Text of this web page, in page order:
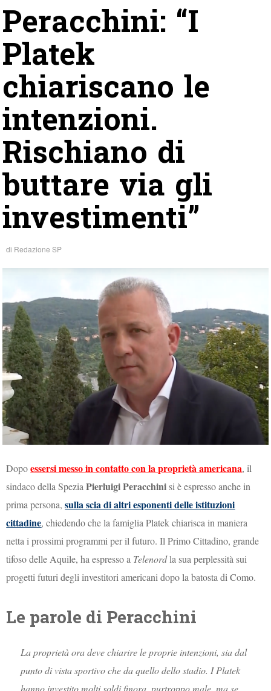
Peracchini: “I
Platek
chiariscano le
intenzioni.
Rischiano di
buttare via gli
investimenti”
di Redazione SP
Dopoessersi messo in contatto con la proprietà americana, il
sindaco della SpeziaPierluigi Peracchinisi è espresso anche in
prima persona,sulla scia di altri esponenti delle istituzioni
cittadine, chiedendo che la famiglia Platek chiarisca in maniera
netta i prossimi programmi per il futuro. Il Primo Cittadino, grande
tifoso delle Aquile, ha espresso a Telenordla sua perplessità sui
progetti futuri degli investitori americani dopo la batosta di Como.
Le parole di Peracchini
La proprietà ora deve chiarire le proprie intenzioni, sia dal
punto di vista sportivo che da quello dello stadio. I Platek
hanno investito molti soldi finora, purtroppo male, ma se